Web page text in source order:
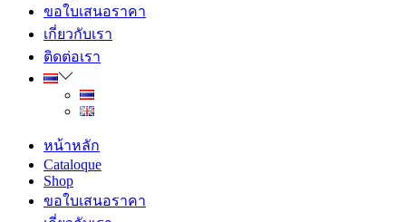
ขอใบเสนอราคา
เกี่ยวกับเรา
ติดต่อเรา
หน้าหลัก
Cataloque
Shop
ขอใบเสนอราคา